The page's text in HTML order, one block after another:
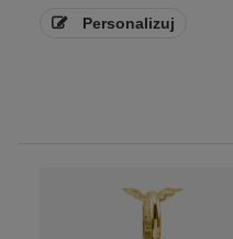
Personalizuj